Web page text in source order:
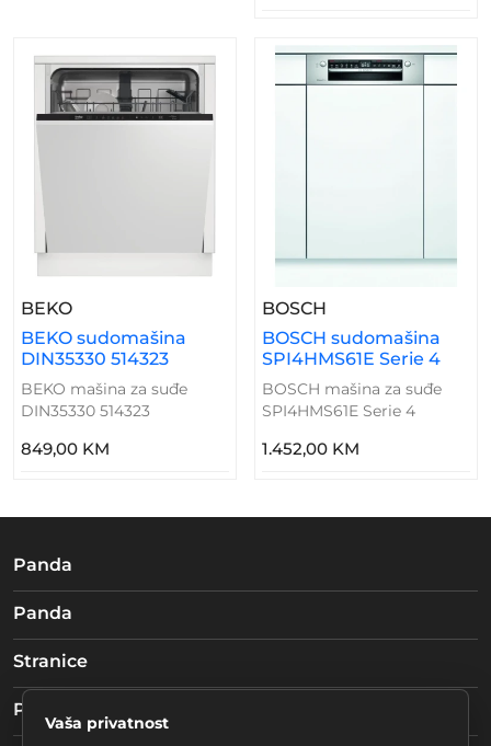
BEKO– BEKO Sudomašina DIN35330 514323
BEKO sudomašina
DIN35330 514323
BEKO mašina za suđe
DIN35330 514323
849,00 KM
BOSCH
BOSCH sudomašina
SPI4HMS61E Serie 4
BOSCH mašina za suđe
SPI4HMS61E Serie 4
1.452,00 KM
Panda
Panda
Stranice
Pratite nas
Vaša privatnost